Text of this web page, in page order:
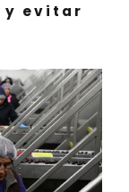
y evitar